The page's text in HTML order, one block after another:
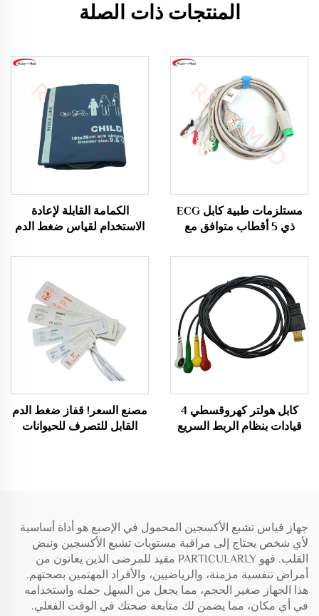
المنتجات ذات الصلة
مستلزمات طبية كابل ECG
ذي 5 أقطاب متوافق مع
AHA/IEC
الكمامة القابلة لإعادة
الاستخدام لقياس ضغط الدم
الخاص بالبالغين بقطر ذراع
كابل هولتر كهروقسطي 4
قيادات بنظام الربط السريع
مصنع السعر! قفاز ضغط الدم
القابل للتصرف للحيوانات
جهاز قياس تشبع الأكسجين المحمول في الإصبع هو أداة أساسية
لأي شخص يحتاج إلى مراقبة مستويات تشبع الأكسجين ونبض
القلب. فهو PARTICULARLY مفيد للمرضى الذين يعانون من
أمراض تنفسية مزمنة، والرياضيين، والأفراد المهتمين بصحتهم.
هذا الجهاز صغير الحجم، مما يجعل من السهل حمله واستخدامه
في أي مكان، مما يضمن لك متابعة صحتك في الوقت الفعلي.